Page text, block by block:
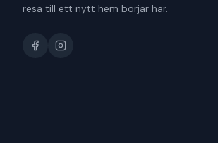
resa till ett nytt hem börjar här.